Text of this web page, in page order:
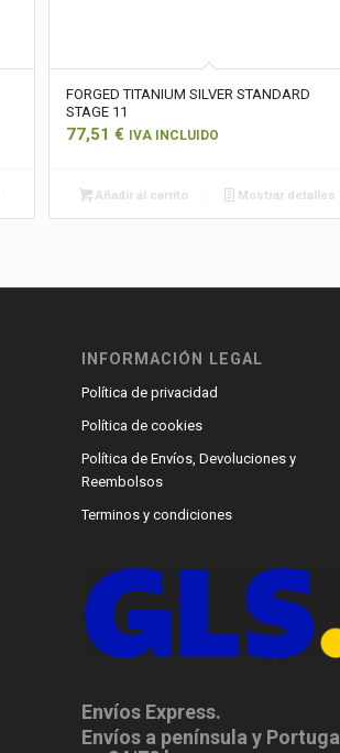
FORGED TITANIUM SILVER STANDARD
STAGE 11
77,51€ IVA INCLUIDO
Añadir al carrito Mostrar detalles
INFORMACIÓN LEGAL
Política de privacidad
Política de cookies
Política de Envíos, Devoluciones y
Reembolsos
Terminos y condiciones
Envíos Express.
Envíos a península y Portugal